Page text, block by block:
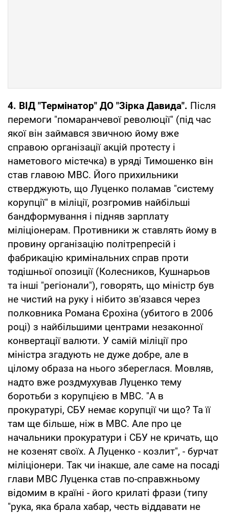
4. ВІД "Термінатор" ДО "Зірка Давида". Після
перемоги "помаранчевої революції" (під час
якої він займався звичною йому вже
справою організації акцій протесту і
наметового містечка) в уряді Тимошенко він
став главою МВС. Його прихильники
стверджують, що Луценко поламав "систему
корупції" в міліції, розгромив найбільші
бандформування і підняв зарплату
міліціонерам. Противники ж ставлять йому в
провину організацію політрепресій і
фабрикацію кримінальних справ проти
тодішньої опозиції (Колесников, Кушнарьов
та інші "регіонали"), говорять, що міністр був
не чистий на руку і нібито зв'язався через
полковника Романа Єрохіна (убитого в 2006
році) з найбільшими центрами незаконної
конвертації валюти. У самій міліції про
міністра згадують не дуже добре, але в
цілому образа на нього збереглася. Мовляв,
надто вже роздмухував Луценко тему
боротьби з корупцією в МВС. "А в
прокуратурі, СБУ немає корупції чи що? Та її
там ще більше, ніж в МВС. Але про це
начальники прокуратури і СБУ не кричать, що
не козенят своїх. А Луценко - козлит", - бурчат
міліціонери. Так чи інакше, але саме на посаді
глави МВС Луценка став по-справжньому
відомим в країні - його крилаті фрази (типу
"рука, яка брала хабар, честь віддавати не